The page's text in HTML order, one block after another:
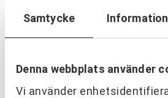
Samtycke Information
Denna webbplats använder
Vi använder
EN TRYGG
Vi utvecklar
KONTAKTA OSS